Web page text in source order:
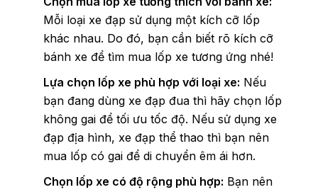
Mỗi loại xe đạp sử dụng một kích cỡ lốp
khác nhau. Do đó, bạn cần biết rõ kích cỡ
bánh xe để tìm mua lốp xe tương ứng nhé!
Lựa chọn lốp xe phù hợp với loại xe: Nếu
bạn đang dùng xe đạp đua thì hãy chọn lốp
không gai để tối ưu tốc độ. Nếu sử dụng xe
đạp địa hình, xe đạp thể thao thì bạn nên
mua lốp có gai để di chuyển êm ái hơn.
Chọn lốp xe có độ rộng phù hợp: Bạn nên